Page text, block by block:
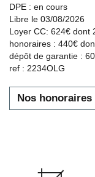
DPE : en cours
Libre le 03/08/2026
Loyer CC: 624€ dont
honoraires : 440€
dépôt de garantie :
ref : 2234OLG
Nos honoraires